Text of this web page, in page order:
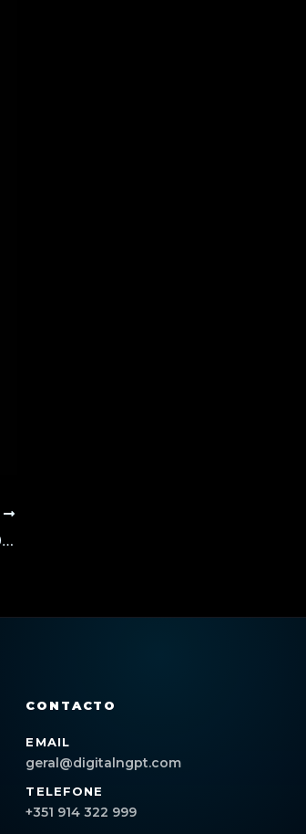
Como Rankear no Google em 2026: Estratégias de SEO Local para Websites e Lojas Online em Coimbra
CONTACTO
EMAIL
geral@digitalngpt.com
TELEFONE
+351 914 322 999